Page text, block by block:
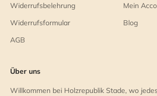
Widerrufsbelehrung
Widerrufsformular
AGB
Mein
Blog
Über uns
Willkommen bei Holzrepublik Stade, wo